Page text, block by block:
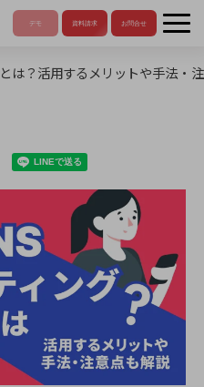
は？活用するメリットや手法・
LINEで送る